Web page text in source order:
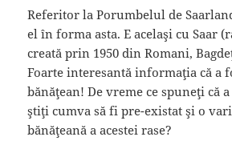
Referitor la Porumbelul de
el în forma asta. E acelaşi cu Saar
creată prin 1950 din Romani,
Foarte interesantă informaţia că a
bănăţean! De vreme ce spuneţi că
ştiţi cumva să fi pre-existat şi o
bănăţeană a acestei rase?